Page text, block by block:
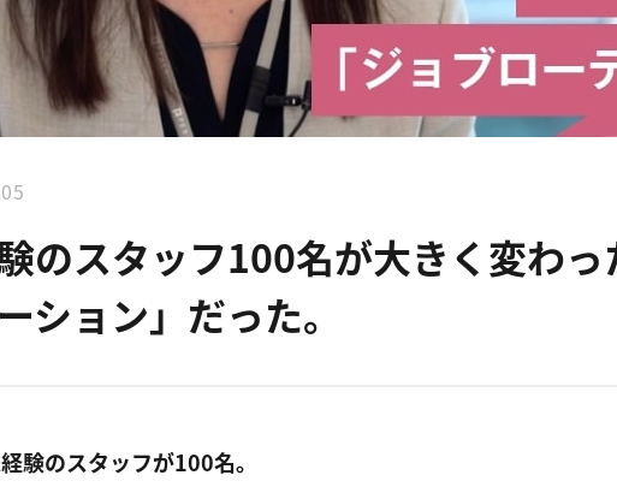
のスタッフ100名が大きく変わ
ション」だった。
験のスタッフが100名。